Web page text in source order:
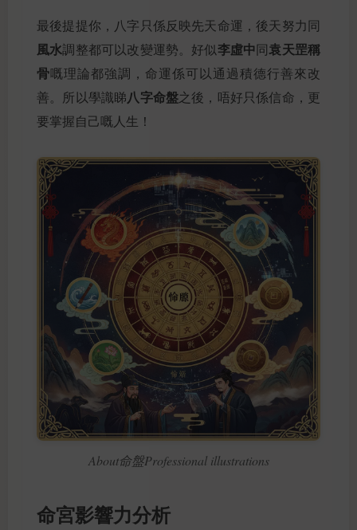
最後提提你，八字只係反映先天命運，後天努力同
風水調整都可以改變運勢。好似李虛中同袁天罡稱
骨嘅理論都強調，命運係可以通過積德行善來改
善。所以學識睇八字命盤之後，唔好只係信命，更
要掌握自己嘅人生！
About命盤Professional illustrations
命宮影響力分析